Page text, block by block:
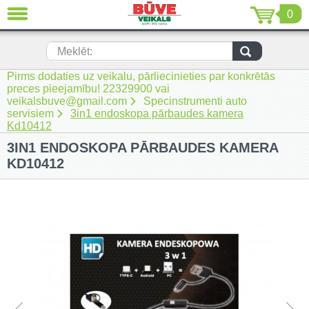
0
Meklēt:
Pirms dodaties uz veikalu, pārliecinieties par konkrētās
preces pieejamību! 22329900 vai
veikalsbuve@gmail.com
Specinstrumenti auto
servisiem
3in1 endoskopa pārbaudes kamera
Kd10412
3IN1 ENDOSKOPA PĀRBAUDES KAMERA
KD10412
AIZVĒRT
Jaunumi (230)
Akumulatora instrumenti (205)
Akumulatoru lādētāji un piederumi
(116)
Auto ķīmija un piederumi kopšanai
(22)
Celtniecības tehnika (51)
Elektroinstrumenti (69)
Rokas elektroinstrumenti (2)